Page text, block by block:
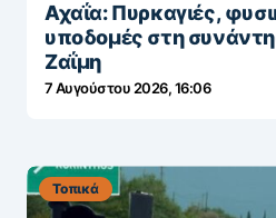
Αχαΐα: Πυρκαγιές,
υποδομές στη
Ζαΐμη
7 Αυγούστου 2026, 16:06
Τοπικά